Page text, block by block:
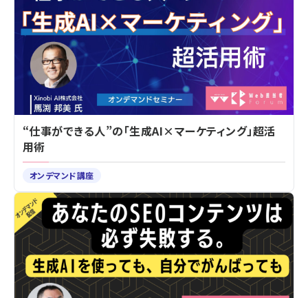
“仕事ができる人”の「生成AI×マーケティング」超活
用術
オンデマンド講座